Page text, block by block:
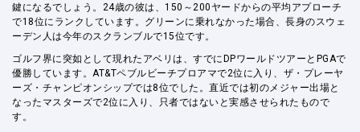
鍵になるでしょう。24歳の彼は、150～200ヤードからの平均アプローチ
で18位にランクしています。グリーンに乗れなかった場合、長身のスウェ
ーデン人は今年のスクランブルで15位です。
ゴルフ界に突如として現れたアベリは、すでにDPワールドツアーとPGAで
優勝しています。AT&Tペブルビーチプロアマで2位に入り、ザ・プレーヤ
ーズ・チャンピオンシップでは8位でした。直近では初のメジャー出場と
なったマスターズで2位に入り、只者ではないと実感させられたもので
す。